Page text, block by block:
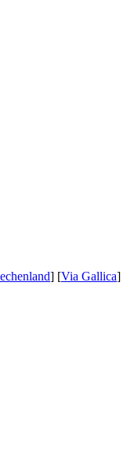
] [Via Gallica]